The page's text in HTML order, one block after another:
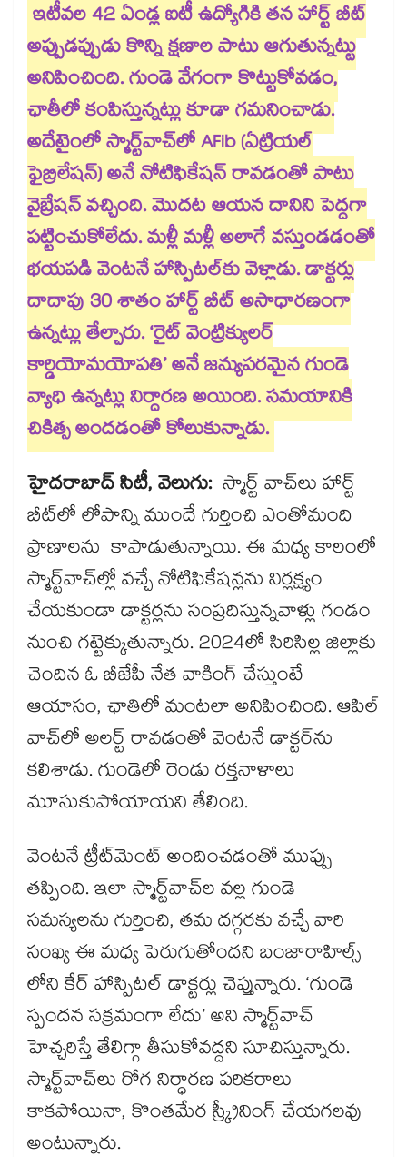
ఇటీవల 42 ఏండ్ల ఐటీ ఉద్యోగికి తన హార్ట్ బీట్‌‌‌‌‌‌‌‌‌‌‌‌‌‌‌‌
అప్పుడప్పుడు కొన్ని క్షణాల పాటు ఆగుతున్నట్టు
అనిపించింది. గుండె వేగంగా కొట్టుకోవడం,
ఛాతీలో కంపిస్తున్నట్లు కూడా గమనించాడు.
అదేటైంలో స్మార్ట్​వాచ్​లో AFib (ఏట్రియల్
ఫైబ్రిలేషన్) అనే నోటిఫికేషన్ రావడంతో పాటు
వైబ్రేషన్ వచ్చింది. మొదట ఆయన దానిని పెద్దగా
పట్టించుకోలేదు. మళ్లీ మళ్లీ అలాగే వస్తుండడంతో
భయపడి వెంటనే హాస్పిటల్​కు వెళ్లాడు. డాక్టర్లు
దాదాపు 30 శాతం హార్ట్‌‌‌‌‌‌‌‌‌‌‌‌‌‌‌‌ బీట్‌‌‌‌‌‌‌‌‌‌‌‌‌‌‌‌ అసాధారణంగా
ఉన్నట్లు తేల్చారు. ‘రైట్ వెంట్రిక్యులర్
కార్డియోమయోపతి’ అనే జన్యుపరమైన గుండె
వ్యాధి ఉన్నట్లు నిర్ధారణ అయింది. సమయానికి
చికిత్స అందడంతో కోలుకున్నాడు.
హైదరాబాద్ సిటీ, వెలుగు:స్మార్ట్ వాచ్‌‌‌‌‌‌‌‌‌‌‌‌‌‌‌‌లు హార్ట్
బీట్‌‌‌‌‌‌‌‌‌‌‌‌‌‌‌‌లో లోపాన్ని ముందే గుర్తించి ఎంతోమంది
ప్రాణాలను కాపాడుతున్నాయి. ఈ మధ్య కాలంలో
స్మార్ట్‌‌‌‌‌‌‌‌‌‌‌‌‌‌‌‌వాచ్‌‌‌‌‌‌‌‌‌‌‌‌‌‌‌‌ల్లో వచ్చే నోటిఫికేషన్లను నిర్లక్ష్యం
చేయకుండా డాక్టర్లను సంప్రదిస్తున్నవాళ్లు గండం
నుంచి గట్టెక్కుతున్నారు. 2024లో సిరిసిల్ల జిల్లాకు
చెందిన ఓ బీజేపీ నేత వాకింగ్ చేస్తుంటే
ఆయాసం, ఛాతిలో మంటలా అనిపించింది. ఆపిల్‌‌‌‌‌‌‌‌‌‌‌‌‌‌‌‌
వాచ్‌‌‌‌‌‌‌‌‌‌‌‌‌‌‌‌లో అలర్ట్‌‌‌‌‌‌‌‌‌‌‌‌‌‌‌‌ రావడంతో వెంటనే డాక్టర్‌‌‌‌‌‌‌‌‌‌‌‌‌‌‌‌‌‌‌‌‌‌‌‌‌‌‌‌‌‌‌‌ను
కలిశాడు. గుండెలో రెండు రక్తనాళాలు
మూసుకుపోయాయని తేలింది.
వెంటనే ట్రీట్​మెంట్ ​అందించడంతో ముప్పు
తప్పింది. ఇలా స్మార్ట్‌‌‌‌‌‌‌‌‌‌‌‌‌‌‌‌వాచ్‌‌‌‌‌‌‌‌‌‌‌‌‌‌‌‌ల వల్ల గుండె
సమస్యలను గుర్తించి, తమ దగ్గరకు వచ్చే వారి
సంఖ్య ఈ మధ్య పెరుగుతోందని బంజారాహిల్స్​
లోని కేర్ హాస్పిటల్ డాక్టర్లు చెప్తున్నారు. ‘గుండె
స్పందన సక్రమంగా లేదు’ అని స్మార్ట్‌‌‌‌‌‌‌‌‌‌‌‌‌‌‌‌వాచ్
హెచ్చరిస్తే తేలిగ్గా తీసుకోవద్దని సూచిస్తున్నారు.
స్మార్ట్‌‌‌‌‌‌‌‌‌‌‌‌‌‌‌‌వాచ్‌‌‌‌‌‌‌‌‌‌‌‌‌‌‌‌లు రోగ నిర్ధారణ పరికరాలు
కాకపోయినా, కొంతమేర స్క్రీనింగ్‌‌‌‌‌‌‌‌‌‌‌‌‌‌‌‌ చేయగలవు
అంటున్నారు.